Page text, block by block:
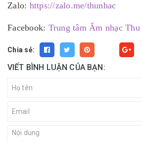
Zalo: https://zalo.me/thunhac
Facebook: Trung tâm Âm nhạc Thu
Chia sẻ:
VIẾT BÌNH LUẬN CỦA BẠN: